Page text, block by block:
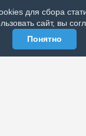
для сбора
сайт, вы
Понятно